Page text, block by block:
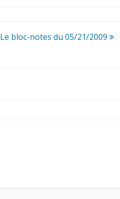
Le bloc-notes du 05/21/2009